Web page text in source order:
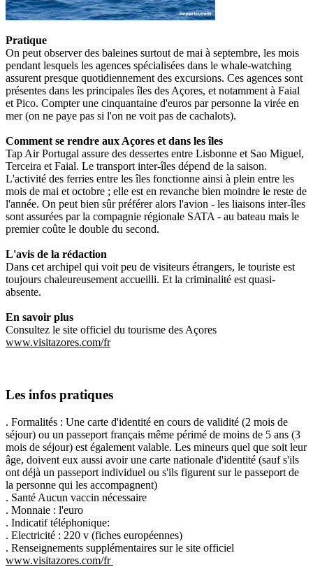
Pratique
On peut observer des baleines surtout de mai à septembre, les mois
pendant lesquels les agences spécialisées dans le whale-watching
assurent presque quotidiennement des excursions. Ces agences sont
présentes dans les principales îles des Açores, et notamment à Faial
et Pico. Compter une cinquantaine d'euros par personne la virée en
mer (on ne paye pas si l'on ne voit pas de cachalots).
Comment se rendre aux Açores et dans les îles
Tap Air Portugal assure des dessertes entre Lisbonne et Sao Miguel,
Terceira et Faial. Le transport inter-îles dépend de la saison.
L'activité des ferries entre les îles fonctionne ainsi à plein entre les
mois de mai et octobre ; elle est en revanche bien moindre le reste de
l'année. On peut bien sûr préférer alors l'avion - les liaisons inter-îles
sont assurées par la compagnie régionale SATA - au bateau mais le
premier coûte le double du second.
L'avis de la rédaction
Dans cet archipel qui voit peu de visiteurs étrangers, le touriste est
toujours chaleureusement accueilli. Et la criminalité est quasi-
absente.
En savoir plus
Consultez le site officiel du tourisme des Açores
www.visitazores.com/fr
Les infos pratiques
. Formalités : Une carte d'identité en cours de validité (2 mois de
séjour) ou un passeport français même périmé de moins de 5 ans (3
mois de séjour) est également valable. Les mineurs quel que soit leur
âge, doivent eux aussi avoir une carte nationale d'identité (sauf s'ils
ont déjà un passeport individuel ou s'ils figurent sur le passeport de
la personne qui les accompagnent)
. Santé Aucun vaccin nécessaire
. Monnaie : l'euro
. Indicatif téléphonique:
. Electricité : 220 v (fiches européennes)
. Renseignements supplémentaires sur le site officiel
www.visitazores.com/fr